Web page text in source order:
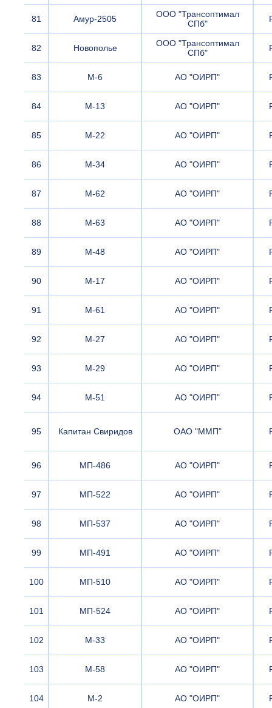
81 Амур-2505
ООО "Трансоптимал
СПб"
82 Новополье
ООО "Трансоптимал
СПб"
83 М-6 АО "ОИРП"
84 М-13 АО "ОИРП"
85 М-22 АО "ОИРП"
86 М-34 АО "ОИРП"
87 М-62 АО "ОИРП"
88 М-63 АО "ОИРП"
89 М-48 АО "ОИРП"
90 М-17 АО "ОИРП"
91 М-61 АО "ОИРП"
92 М-27 АО "ОИРП"
93 М-29 АО "ОИРП"
94 М-51 АО "ОИРП"
95 Капитан Свиридов ОАО "ММП"
96 МП-486 АО "ОИРП"
97 МП-522 АО "ОИРП"
98 МП-537 АО "ОИРП"
99 МП-491 АО "ОИРП"
100 МП-510 АО "ОИРП"
101 МП-524 АО "ОИРП"
102 М-33 АО "ОИРП"
103 М-58 АО "ОИРП"
104 М-2 АО "ОИРП"